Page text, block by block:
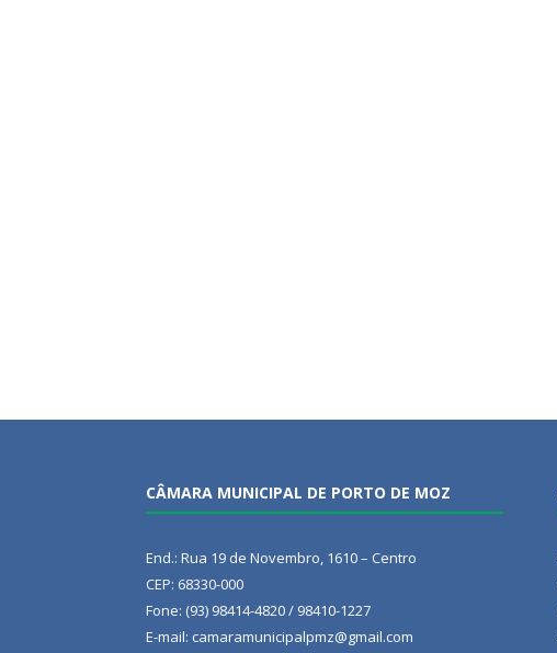
CÂMARA MUNICIPAL DE PORTO DE MOZ
End.: Rua 19 de Novembro, 1610 – Centro
CEP: 68330-000
Fone: (93) 98414-4820 / 98410-1227
E-mail: camaramunicipalpmz@gmail.com